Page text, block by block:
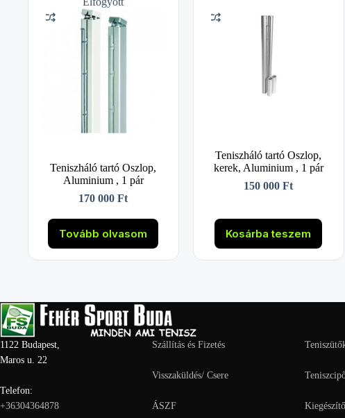
Teniszháló tartó Oszlop,
Aluminium , 1 pár
170 000Ft
Tovább olvasom
Teniszháló tartó Oszlop,
kerek, Aluminium , 1 pár
150 000Ft
Kosárba teszem
1122 Budapest,
Maros u. 22
Telefon:
+36304364878
Szállítás és Fizetés
Visszaküldés/ Csere
ÁSZF